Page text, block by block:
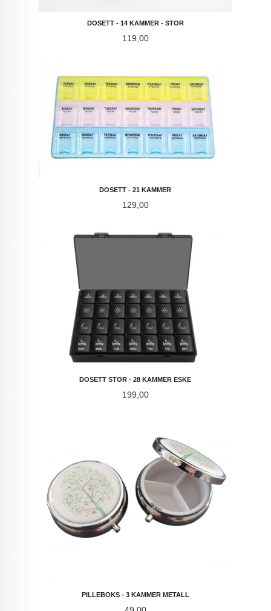
DOSETT - 14 KAMMER - STOR
Pris
119,00
DOSETT - 21 KAMMER
Pris
129,00
DOSETT STOR - 28 KAMMER ESKE
Pris
199,00
PILLEBOKS - 3 KAMMER METALL